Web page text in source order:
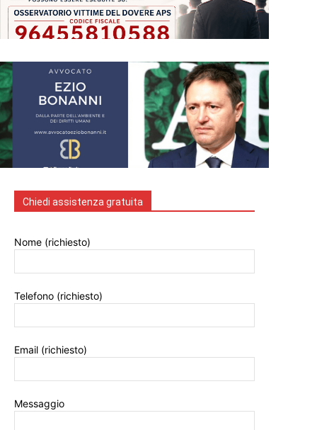
Chiedi assistenza gratuita
Nome (richiesto)
Telefono (richiesto)
Email (richiesto)
Messaggio